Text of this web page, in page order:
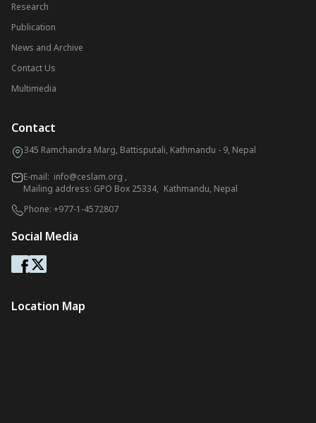
Research
Publication
News and Archive
Contact Us
Multimedia
Contact
345 Ramchandra Marg, Battisputali, Kathmandu - 9, Nepal
E-mail: info@ceslam.org ,
Mailing address: GPO Box 25334, Kathmandu, Nepal
Phone: +977-1-4572807
Social Media
Location Map